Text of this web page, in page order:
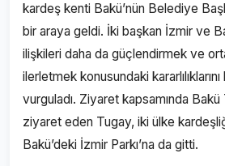
kardeş kenti Bakü’nün Belediye
bir araya geldi. İki başkan İzmir ve
ilişkileri daha da güçlendirmek ve
ilerletmek konusundaki
vurguladı. Ziyaret kapsamında Bakü
ziyaret eden Tugay, iki ülke
Bakü’deki İzmir Parkı’na da gitti.